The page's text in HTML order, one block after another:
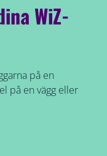
WiZ-
på en
på en vägg eller